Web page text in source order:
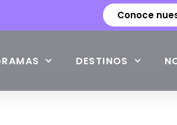
Conoce
DESTINOS